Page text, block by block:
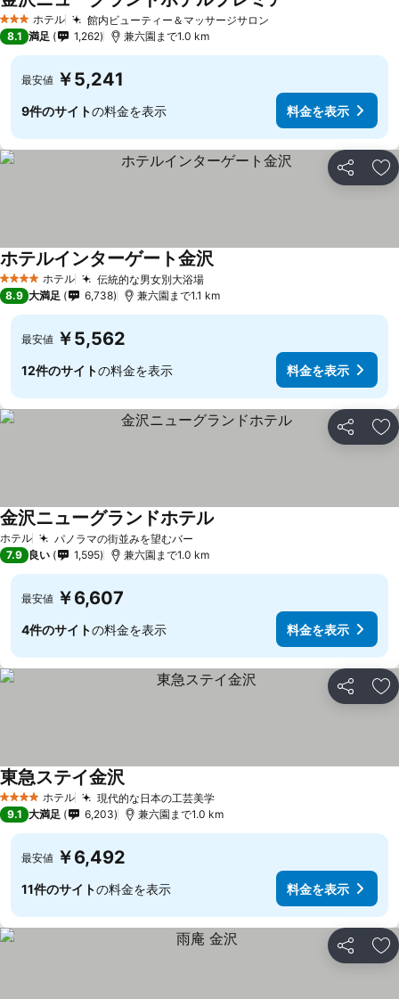
3 ホテルのランク
ホテル 館内ビューティー＆マッサージサロン
8.1 満足 1,262 兼六園まで1.0 km
最安値 ￥5,241
9件のサイトの料金を表示 料金を表示
シェア お
4 ホテルのランク
ホテル 伝統的な男女別大浴場料金を表示
ホテルインターゲート金沢料金を表示
8.9 大満足 6,738 兼六園まで1.1 km
最安値 ￥5,562
12件のサイトの料金を表示 料金を表示
シェア お
ホテル パノラマの街並みを望むバー
金沢ニューグランドホテル
7.9 良い 1,595 兼六園まで1.0 km
最安値 ￥6,607
4件のサイトの料金を表示 料金を表示
シェア お
4 ホテルのランク
ホテル 現代的な日本の工芸美学料金を表示
東急ステイ金沢料金を表示
9.1 大満足 6,203 兼六園まで1.0 km
最安値 ￥6,492
11件のサイトの料金を表示 料金を表示
シェア お